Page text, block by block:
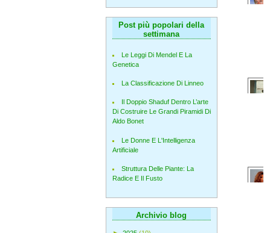
Post più popolari della
settimana
Le Leggi Di Mendel E La
Genetica
La Classificazione Di Linneo
Il Doppio Shaduf Dentro L’arte
Di Costruire Le Grandi Piramidi Di
Aldo Bonet
Le Donne E L'Intelligenza
Artificiale
Struttura Delle Piante: La
Radice E Il Fusto
Archivio blog